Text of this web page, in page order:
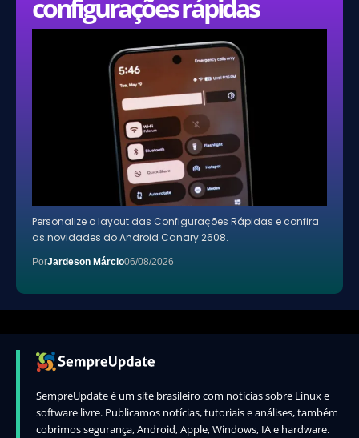
configurações rápidas
Personalize o layout das Configurações Rápidas e confira
as novidades do Android Canary 2608.
PorJardeson Márcio06/08/2026
SempreUpdate é um site brasileiro com notícias sobre Linux e
software livre. Publicamos notícias, tutoriais e análises, também
cobrimos segurança, Android, Apple, Windows, IA e hardware.